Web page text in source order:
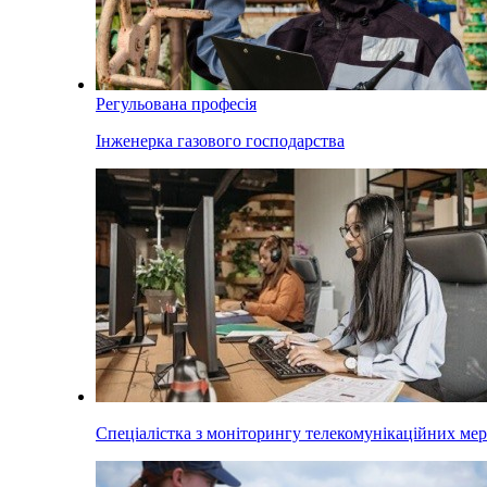
Регульована професія
Інженерка газового господарства
Спеціалістка з моніторингу телекомунікаційних